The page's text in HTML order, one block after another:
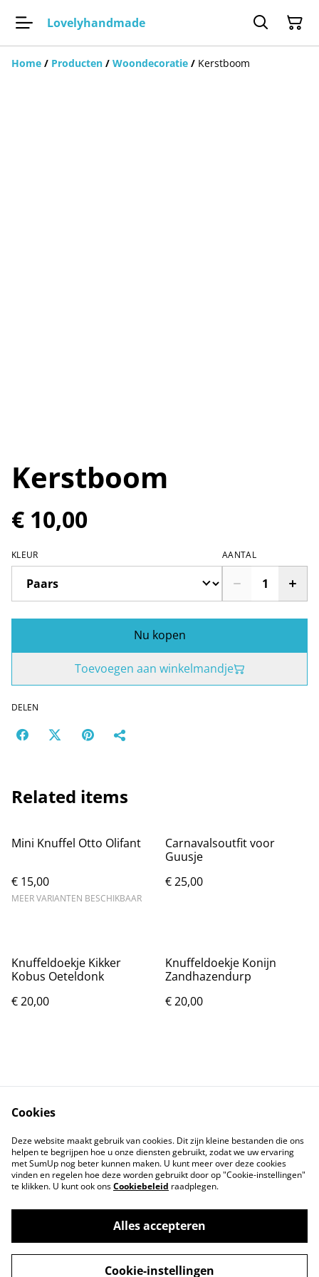
Lovelyhandmade
Home / Producten / Woondecoratie / Kerstboom
Kerstboom
€ 10,00
KLEUR AANTAL
Nu kopen
Toevoegen aan winkelmandje
DELEN
Related items
Mini Knuffel Otto Olifant
€ 15,00
MEER VARIANTEN BESCHIKBAAR
Carnavalsoutfit voor
Guusje
€ 25,00
Knuffeldoekje Kikker
Kobus Oeteldonk
€ 20,00
Knuffeldoekje Konijn
Zandhazendurp
€ 20,00
Contact
Voorwaarden
Privacybeleid
Cookiebeleid
©2026Lovelyhandmade
Cookies
Deze website maakt gebruik van cookies. Dit zijn kleine bestanden die ons
helpen te begrijpen hoe u onze diensten gebruikt, zodat we uw ervaring
met SumUp nog beter kunnen maken. U kunt meer over deze cookies
vinden en regelen hoe deze worden gebruikt door op "Cookie-instellingen"
te klikken. U kunt ook onsCookiebeleid raadplegen.
Alles accepteren
Cookie-instellingen